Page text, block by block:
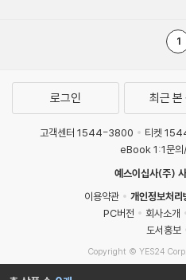
1
로그인 최근 본
고객센터 1544-3800 티켓
eBook 1:1문의
예스이십사(주)
이용약관
개인정보처리
PC버전
회사소개
도서홍보
Copyright © YES24
MATOM7